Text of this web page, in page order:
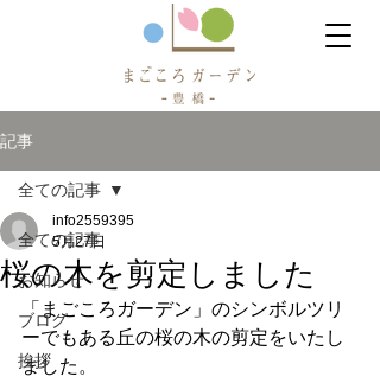
記事
全ての記事
お知らせ
ブログ
挨拶
全ての記事
桜の木を剪定しました
info2559395
5月27日
「まごころガーデン」のシンボルツリ
ーでもある丘の桜の木の剪定をいたし
ました。